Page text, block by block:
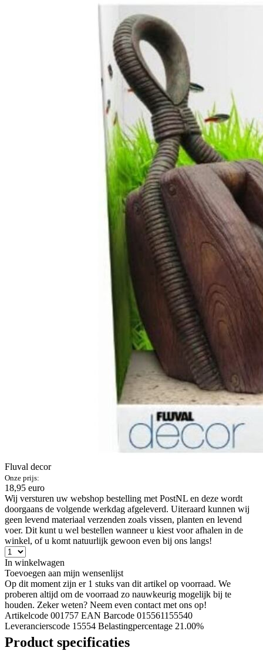
Fluval decor
Onze prijs:
18,95 euro
Wij versturen uw webshop bestelling met PostNL en deze wordt
doorgaans de volgende werkdag afgeleverd. Uiteraard kunnen wij
geen levend materiaal verzenden zoals vissen, planten en levend
voer. Dit kunt u wel bestellen wanneer u kiest voor afhalen in de
winkel, of u komt natuurlijk gewoon even bij ons langs!
In winkelwagen
Toevoegen aan mijn wensenlijst
Op dit moment zijn er 1 stuks van dit artikel op voorraad. We
proberen altijd om de voorraad zo nauwkeurig mogelijk bij te
houden. Zeker weten? Neem even contact met ons op!
Artikelcode 001757 EAN Barcode 015561155540
Leverancierscode 15554 Belastingpercentage 21.00%
Product specificaties